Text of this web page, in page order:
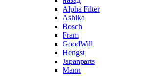
Alpha Filter
Ashika
Bosch
Fram
GoodWill
Hengst
Japanparts
Mann